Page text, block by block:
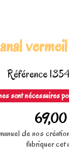
Référence
sont nécessaires
de nos
fabriquer cet